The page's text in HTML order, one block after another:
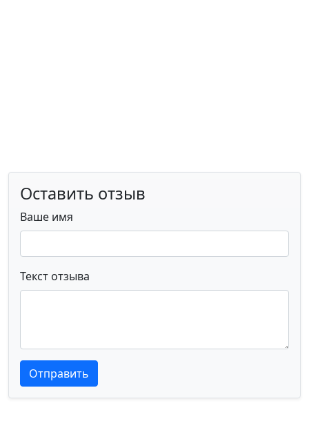
Оставить отзыв
Ваше имя
Текст отзыва
Текст отзыва
Текст отзыва
Отправить